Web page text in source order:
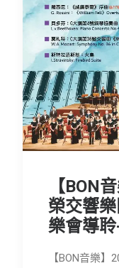
節慶長笛樂團
關於我們
會員專區
SEARCH
【BON
榮交響
樂會導
【BON音樂